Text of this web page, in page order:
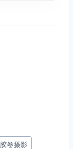
胶卷摄影